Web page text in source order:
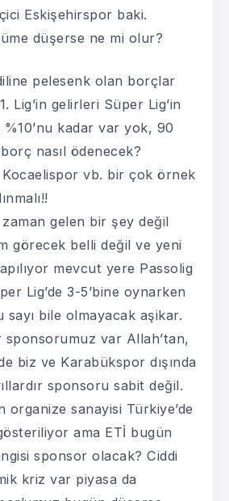
Eskişehirspor baki.
düşerse ne mi olur?
pelesenk olan borçlar
Lig’in gelirleri Süper Lig’in
kadar var yok, 90
nasıl ödenecek?
vb. bir çok örnek
gelen bir şey değil
görecek belli değil ve yeni
mevcut yere Passolig
Lig’de 3-5’bine oynarken
sayı bile olmayacak aşikar.
sponsorumuz var Allah’tan,
biz ve Karabükspor dışında
sponsoru sabit değil.
organize sanayisi Türkiye’de
ama ETİ bugün
sponsor olacak? Ciddi
kriz var piyasa da